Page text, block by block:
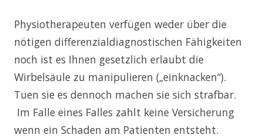
Physiotherapeuten verfügen weder über die
nötigen differenzialdiagnostischen Fähigkeiten
noch ist es Ihnen gesetzlich erlaubt die
Wirbelsäule zu manipulieren („einknacken“).
Tuen sie es dennoch machen sie sich strafbar.
Im Falle eines Falles zahlt keine Versicherung
wenn ein Schaden am Patienten entsteht.